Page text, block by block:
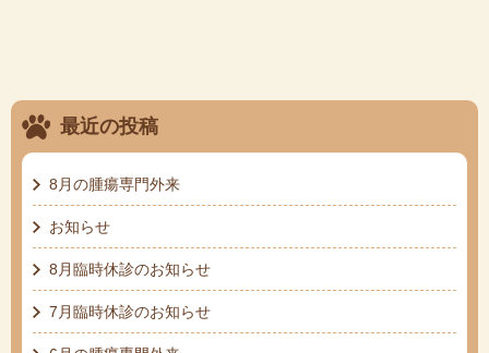
最近の投稿
8月の腫瘍専門外来
お知らせ
8月臨時休診のお知らせ
7月臨時休診のお知らせ